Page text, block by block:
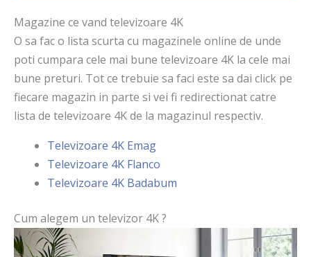
Magazine ce vand televizoare 4K
O sa fac o lista scurta cu magazinele online de unde
poti cumpara cele mai bune televizoare 4K la cele mai
bune preturi. Tot ce trebuie sa faci este sa dai click pe
fiecare magazin in parte si vei fi redirectionat catre
lista de televizoare 4K de la magazinul respectiv.
Televizoare 4K Emag
Televizoare 4K Flanco
Televizoare 4K Badabum
Cum alegem un televizor 4K ?